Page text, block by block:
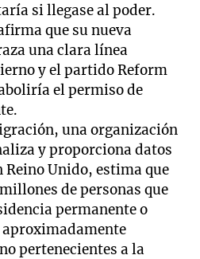
si llegase al poder.
que su nueva
una clara línea
y el partido Reform
el permiso de
una organización
y proporciona datos
Reino Unido, estima que
de personas que
permanente o
pertenecientes a la